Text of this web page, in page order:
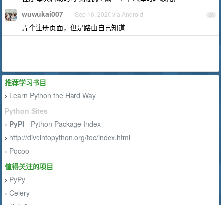
26
wuwukai007 Sep 16, 2020 via Android
弄个注册页面，但是路由自己知道
推荐学习书目
› Learn Python the Hard Way
Python Sites
› PyPI - Python Package Index
› http://diveintopython.org/toc/index.html
› Pocoo
值得关注的项目
› PyPy
› Celery